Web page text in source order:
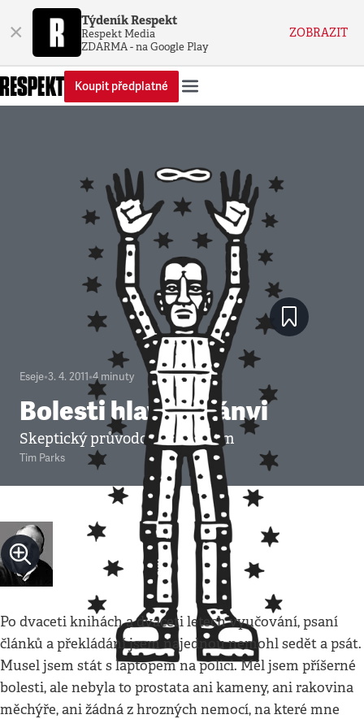
× Týdeník Respekt
Respekt Media
ZDARMA - na Google Play
ZOBRAZIT
Koupit předplatné
Eseje•3. 4. 2011•4 minuty
Bolesti hlavy v pánvi
Skeptický průvodce léčitelstvím
Tim Parks
Po dvaceti knihách a dvaceti letech vyučování, psaní
článků a překládání jsem najednou nemohl sedět a psát.
Musel jsem stát s laptopem na polici. Měl jsem příšerné
bolesti, ale nebyla to prostata ani kameny, ani rakovina
měchýře, ani žádná z hrozných nemocí, na které mne